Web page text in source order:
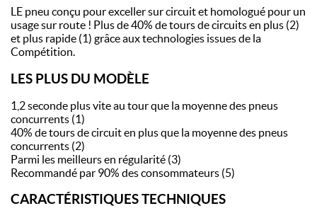
LE pneu conçu pour exceller sur circuit et homologué pour un
usage sur route ! Plus de 40% de tours de circuits en plus (2)
et plus rapide (1) grâce aux technologies issues de la
Compétition.
LES PLUS DU MODÈLE
1,2 seconde plus vite au tour que la moyenne des pneus
concurrents (1)
40% de tours de circuit en plus que la moyenne des pneus
concurrents (2)
Parmi les meilleurs en régularité (3)
Recommandé par 90% des consommateurs (5)
CARACTÉRISTIQUES TECHNIQUES